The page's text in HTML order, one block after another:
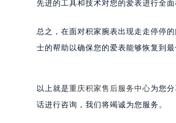
黑龙江省牡丹江市东
黑龙江省七台河市桃
黑龙江省绥化市北林
黑龙江省伊春市伊美
先进的工具和技术对您的爱表进行全
总之，在面对积家腕表出现走走停停
士的帮助以确保您的爱表能够恢复到最
以上就是重庆积家售后服务中心为您
话进行咨询，我们将竭诚为您服务。